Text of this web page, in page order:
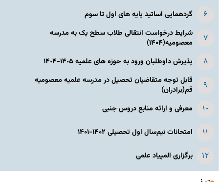
گردهمایی اساتید پایه های اول تا سوم
شرایط درخواست انتقالی طلاب سطح یک به مدرسه
معصومیه(۱۴۰۴)
پذیرش داوطلبان ورود به حوزه های علمیه ١۴٠۵-١۴٠۴
قابل توجه متقاضیان تحصیل در مدرسه علمیه معصومیه
قم(برادران)
معرفی و ارائه منابع دروس جنبی
امتحانات نیم‌سال اول تحصیلی ۱۴۰۲-۱۴۰۱
برگزاری المپیاد علمی